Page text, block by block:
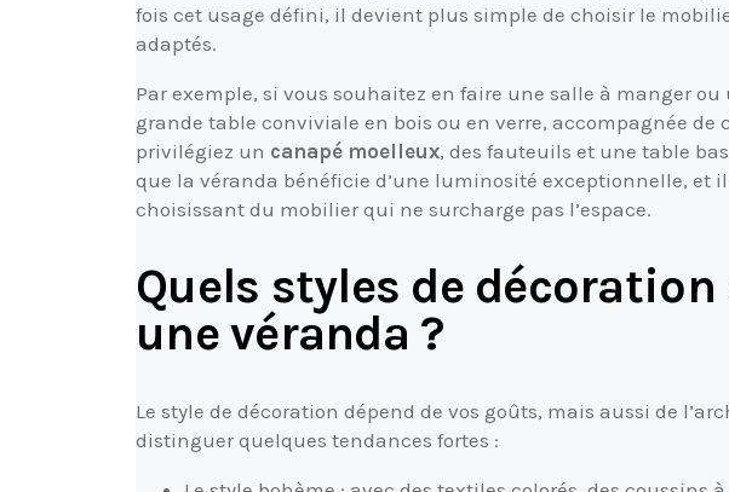
fois cet usage défini, il devient plus simple de choisir le
adaptés.
Par exemple, si vous souhaitez en faire une salle à manger ou
grande table conviviale en bois ou en verre, accompagnée de
privilégiez un canapé moelleux, des fauteuils et une table
que la véranda bénéficie d’une luminosité exceptionnelle, et
choisissant du mobilier qui ne surcharge pas l’espace.
Quels styles de
une véranda ?
Le style de décoration dépend de vos goûts, mais aussi de
distinguer quelques tendances fortes :